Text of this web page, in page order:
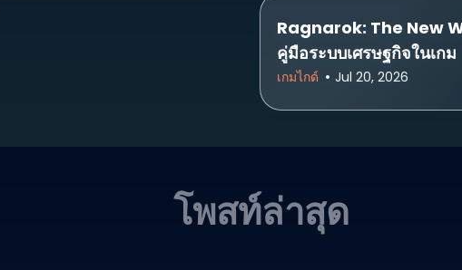
Ragnarok: The New
คู่มือระบบเศรษฐกิจในเกม
เกมไกด์ Jul 20, 2026
โพสท์ล่าสุด